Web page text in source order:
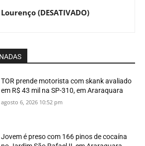
(DESATIVADO)
TOR prende motorista com skank avaliado
em R$ 43 mil na SP-310, em Araraquara
agosto 6, 2026 10:52 pm
Jovem é preso com 166 pinos de cocaína